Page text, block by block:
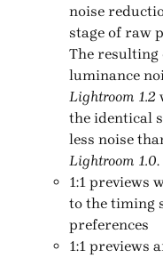
noise
stage of raw
The resulting
luminance
Lightroom 1.2
the identical
less noise
Lightroom 1.0.
1:1 previews
to the timing
preferences
1:1 previews